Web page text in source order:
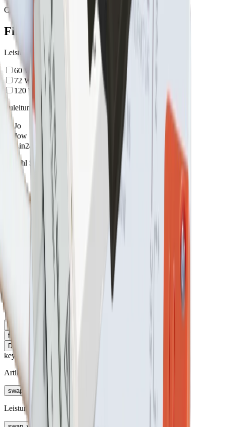
CE, Schutzklasse II
Filter
Leistung
60 W
72 W
120 W
Zuleitung/Stecksystem
Jo
Jow
Lin24
Anzahl Steckplätze (Sekundär)
Ausgangsspannung
Eingangsspannung
4 Varianten
keyboard_arrow_leftPrüfzeichen
fit_page_width
Dimmart
keyboard_arrow_right
keyboard_arrow_right
Artikel
swap_vert
Leistung